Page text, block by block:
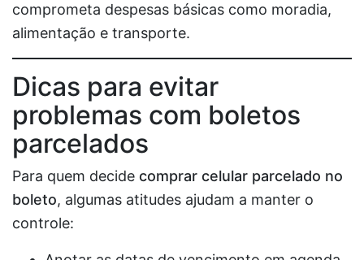
comprometa despesas básicas como moradia,
alimentação e transporte.
Dicas para evitar
problemas com boletos
parcelados
Para quem decide comprar celular parcelado no
boleto, algumas atitudes ajudam a manter o
controle: